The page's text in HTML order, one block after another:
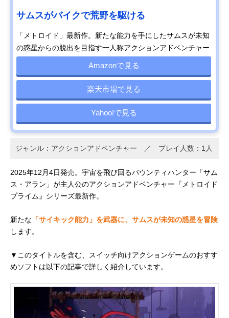
サムスがバイクで荒野を駆ける
「メトロイド」最新作。新たな能力を手にしたサムスが未知
の惑星からの脱出を目指す一人称アクションアドベンチャー
Amazonで見る
楽天市場で見る
Yahoo!で見る
ジャンル：アクションアドベンチャー ／ プレイ人数：1人
2025年12月4日発売。宇宙を飛び回るバウンティハンター「サム
ス・アラン」が主人公のアクションアドベンチャー『メトロイド
プライム』シリーズ最新作。
新たな 「サイキック能力」を武器に、サムスが未知の惑星を冒険
します。
▼このタイトルを含む、スイッチ向けアクションゲームのおすす
めソフトは以下の記事で詳しく紹介しています。